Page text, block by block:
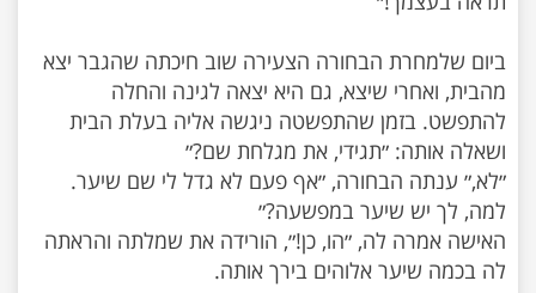
ביום שלמחרת הבחורה הצעירה שוב חיכתה שהגבר יצא
מהבית, ואחרי שיצא, גם היא יצאה לגינה והחלה
להתפשט. בזמן שהתפשטה ניגשה אליה בעלת הבית
״לא,״ ענתה הבחורה, ״אף פעם לא גדל לי שם שיער.
האישה אמרה לה, ״הו, כן!״, הורידה את שמלתה והראתה